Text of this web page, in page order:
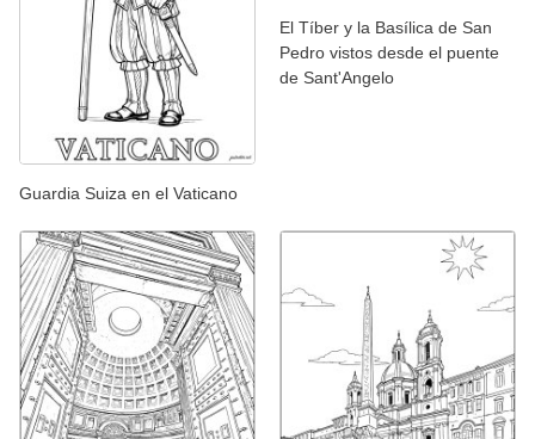
Guardia Suiza en el Vaticano
El Tíber y la Basílica de San
Pedro vistos desde el puente
de Sant'Angelo